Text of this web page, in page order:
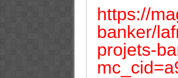
https://
banker/
projets-